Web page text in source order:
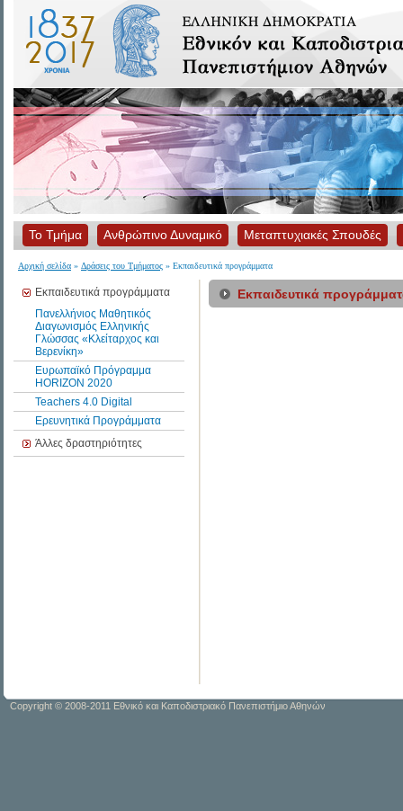
Το Τμήμα Ανθρώπινο Δυναμικό Μεταπτυχιακές Σπουδές
Αρχική σελίδα » Δράσεις του Τμήματος » Εκπαιδευτικά προγράμματα
Εκπαιδευτικά προγράμματα
Πανελλήνιος Μαθητικός
Διαγωνισμός Ελληνικής
Γλώσσας «Κλείταρχος και
Βερενίκη»
Ευρωπαϊκό Πρόγραμμα
HORIZON 2020
Teachers 4.0 Digital
Ερευνητικά Προγράμματα
Άλλες δραστηριότητες
Εκπαιδευτικά
Copyright © 2008-2011 Εθνικό και Καποδιστριακό Πανεπιστήμιο Αθηνών